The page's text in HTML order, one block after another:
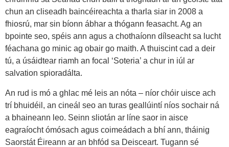
chun an cliseadh baincéireachta a tharla siar in 2008 a
fhiosrú, mar sin bíonn ábhar a thógann feasacht. Ag an
bpointe seo, spéis ann agus a chothaíonn dílseacht sa lucht
féachana go minic ag obair go maith. A thuiscint cad a deir
tú, a úsáidtear riamh an focal ‘Soteria’ a chur in iúl ar
salvation spioradálta.
An rud is mó a ghlac mé leis an nóta – níor chóir uisce ach
trí bhuidéil, an cineál seo an turas geallúintí níos sochair ná
a bhaineann leo. Seinn sliotán ar líne saor in aisce
eagraíocht ómósach agus coimeádach a bhí ann, tháinig
Saorstát Éireann ar an bhfód sa Deisceart. Tugann sé